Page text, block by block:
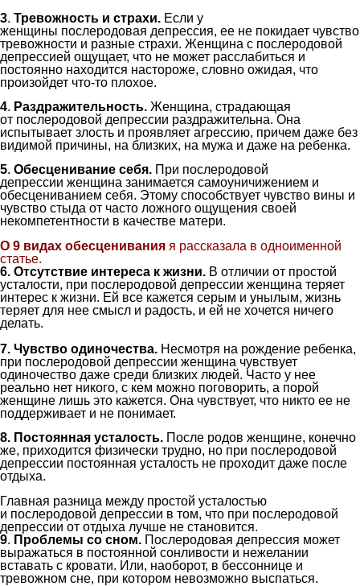
3. Тревожность и страхи. Если у
женщины послеродовая депрессия, ее не покидает чувство
тревожности и разные страхи. Женщина с послеродовой
депрессией ощущает, что не может расслабиться и
постоянно находится настороже, словно ожидая, что
произойдет что-то плохое.
4. Раздражительность. Женщина, страдающая
от послеродовой депрессии раздражительна. Она
испытывает злость и проявляет агрессию, причем даже без
видимой причины, на близких, на мужа и даже на ребенка.
5. Обесценивание себя. При послеродовой
депрессии женщина занимается самоуничижением и
обесцениванием себя. Этому способствует чувство вины и
чувство стыда от часто ложного ощущения своей
некомпетентности в качестве матери.
О 9 видах обесценивания я рассказала в одноименной
статье.
6. Отсутствие интереса к жизни. В отличии от простой
усталости, при послеродовой депрессии женщина теряет
интерес к жизни. Ей все кажется серым и унылым, жизнь
теряет для нее смысл и радость, и ей не хочется ничего
делать.
7. Чувство одиночества. Несмотря на рождение ребенка,
при послеродовой депрессии женщина чувствует
одиночество даже среди близких людей. Часто у нее
реально нет никого, с кем можно поговорить, а порой
женщине лишь это кажется. Она чувствует, что никто ее не
поддерживает и не понимает.
8. Постоянная усталость. После родов женщине, конечно
же, приходится физически трудно, но при послеродовой
депрессии постоянная усталость не проходит даже после
отдыха.
Главная разница между простой усталостью
и послеродовой депрессии в том, что при послеродовой
депрессии от отдыха лучше не становится.
9. Проблемы со сном. Послеродовая депрессия может
выражаться в постоянной сонливости и нежелании
вставать с кровати. Или, наоборот, в бессоннице и
тревожном сне, при котором невозможно выспаться.